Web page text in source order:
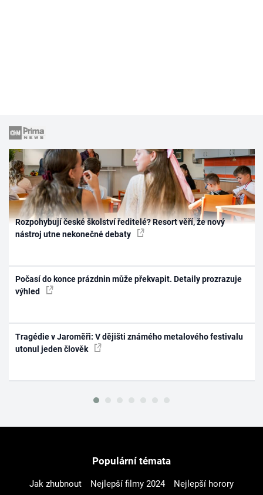
Rozpohybují české školství ředitelé? Resort věří, že nový
nástroj utne nekonečné debaty
Počasí do konce prázdnin může překvapit. Detaily prozrazuje
výhled
Tragédie v Jaroměři: V dějišti známého metalového festivalu
utonul jeden člověk
Populární témata
Jak zhubnout Nejlepší filmy 2024
Nejlepší horory